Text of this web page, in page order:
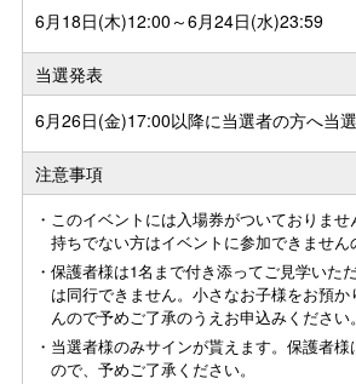
6月18日(木)12:00～6月24日(水)23:59
当選発表
6月26日(金)17:00以降に当選者の方へ当
注意事項
・このイベントには入場券がついておりま
持ちでない方はイベントに参加できません
・保護者様は1名まで付き添ってご見学いた
は同行できません。小さなお子様をお預
んので予めご了承のうえお申込みください。
・当選者様のみサインが貰えます。保護者
ので、予めご了承ください。